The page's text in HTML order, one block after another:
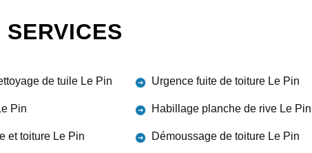
de tuile Le Pin
Pin
et toiture Le Pin
Urgence fuite de toiture Le Pin
Habillage planche de rive Le Pin
Démoussage de toiture Le Pin